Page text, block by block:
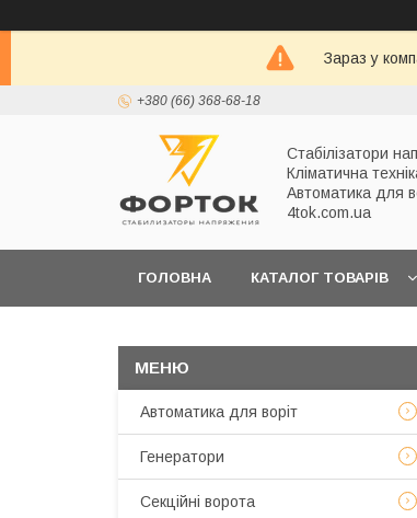
Зараз у
+380 (66) 368-68-18
Стабілізатори
Кліматична
Автоматика для
4tok.com.ua
ГОЛОВНА КАТАЛОГ ТОВАРІВ
Автоматика для воріт
Генератори
Секційні ворота